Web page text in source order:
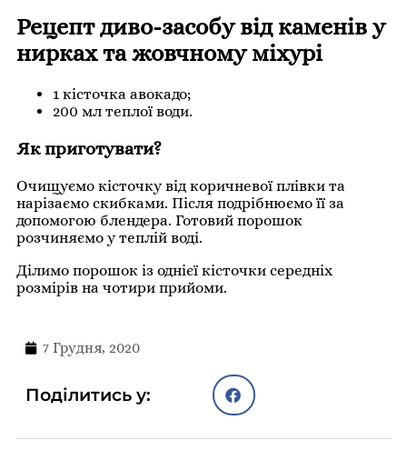
Рецепт диво-засобу від каменів у
нирках та жовчному міхурі
1 кісточка авокадо;
200 мл теплої води.
Як приготувати?
Очищуємо кісточку від коричневої плівки та
нарізаємо скибками. Після подрібнюємо її за
допомогою блендера. Готовий порошок
розчиняємо у теплій воді.
Ділимо порошок із однієї кісточки середніх
розмірів на чотири прийоми.
7 Грудня, 2020
Поділитись у: